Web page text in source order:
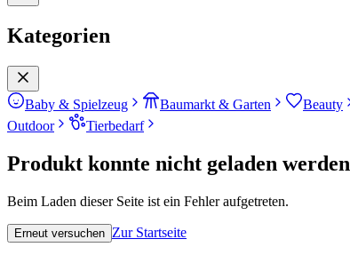
Kategorien
Baby & Spielzeug Baumarkt & Garten Beauty
Outdoor
Tierbedarf
Produkt konnte nicht geladen werden
Beim Laden dieser Seite ist ein Fehler aufgetreten.
Erneut versuchen Zur Startseite